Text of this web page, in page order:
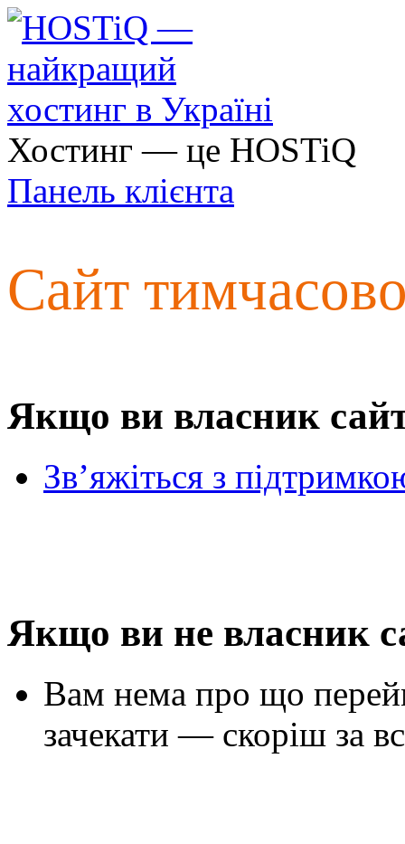
Хостинг — це HOSTiQ
Панель клієнта
Сайт
Якщо ви власник
Зв’яжіться з
Якщо ви не власник
Вам нема про що
зачекати — скоріш за